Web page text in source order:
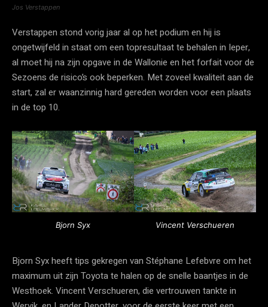
Jos Verstappen
Verstappen stond vorig jaar al op het podium en hij is
ongetwijfeld in staat om een topresultaat te behalen in Ieper,
al moet hij na zijn opgave in de Wallonie en het forfait voor de
Sezoens de risico’s ook beperken. Met zoveel kwaliteit aan de
start, zal er waanzinnig hard gereden worden voor een plaats
in de top 10.
Bjorn Syx Vincent Verschueren
Bjorn Syx heeft tips gekregen van Stéphane Lefebvre om het
maximum uit zijn Toyota te halen op de snelle baantjes in de
Westhoek. Vincent Verschueren, die vertrouwen tankte in